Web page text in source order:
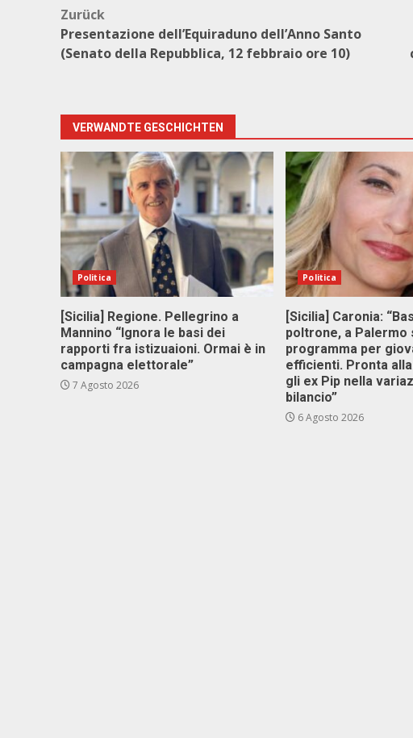
Beitragsnavigation
Zurück
Presentazione dell’Equiraduno dell’Anno Santo
(Senato della Repubblica, 12 febbraio ore 10)
VERWANDTE GESCHICHTEN
Politica
[Sicilia] Regione. Pellegrino a
Mannino “Ignora le basi dei
rapporti fra istizuaioni. Ormai è in
campagna elettorale”
7 Agosto 2026
Politica
[Sicilia] Caronia:
poltrone, a Palermo
programma per
efficienti. Pronta
gli ex Pip nella
bilancio”
6 Agosto 2026